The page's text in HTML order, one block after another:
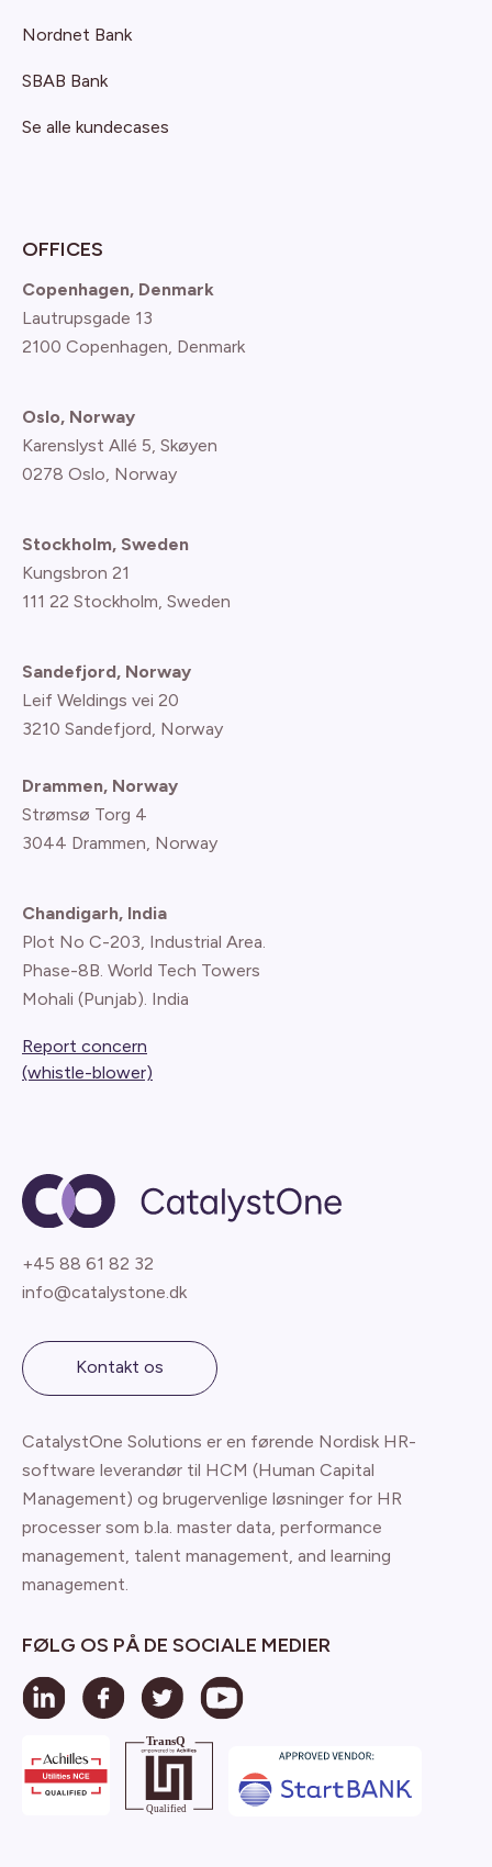
Nordnet Bank
SBAB Bank
Se alle kundecases
OFFICES
Copenhagen, Denmark
Lautrupsgade 13
2100 Copenhagen, Denmark
Oslo, Norway
Karenslyst Allé 5, Skøyen
0278 Oslo, Norway
Stockholm, Sweden
Kungsbron 21
111 22 Stockholm, Sweden
Sandefjord, Norway
Leif Weldings vei 20
3210 Sandefjord, Norway
Drammen, Norway
Strømsø Torg 4
3044 Drammen, Norway
Chandigarh, India
Plot No C-203, Industrial Area.
Phase-8B. World Tech Towers
Mohali (Punjab). India
Report concern
(whistle-blower)
+45 88 61 82 32
info@catalystone.dk
Kontakt os
CatalystOne Solutions er en førende Nordisk HR-
software leverandør til HCM (Human Capital
Management) og brugervenlige løsninger for HR
processer som b.la. master data, performance
management, talent management, and learning
management.
FØLG OS PÅ DE SOCIALE MEDIER